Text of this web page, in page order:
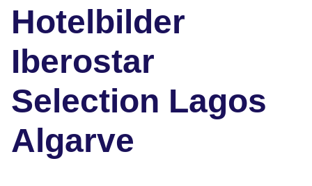
Hotelbilder
Iberostar
Selection Lagos
Algarve